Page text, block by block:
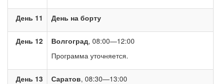
День 11 День на борту
День 12 Волгоград, 08:00—12:00
Программа уточняется.
День 13 Саратов, 08:30—13:00